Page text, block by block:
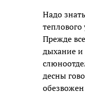
Надо
теплового
Прежде
дыхание
десны